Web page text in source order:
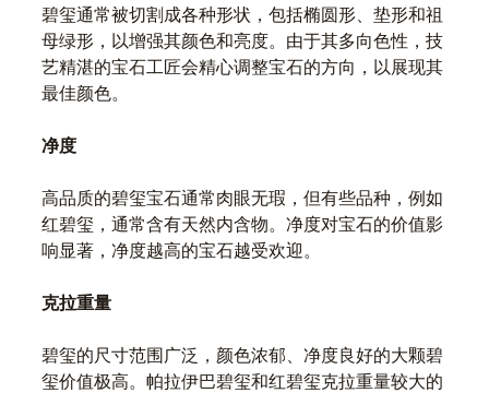
碧玺通常被切割成各种形状，包括椭圆形、垫形和祖
母绿形，以增强其颜色和亮度。由于其多向色性，技
艺精湛的宝石工匠会精心调整宝石的方向，以展现其
最佳颜色。
净度
高品质的碧玺宝石通常肉眼无瑕，但有些品种，例如
红碧玺，通常含有天然内含物。净度对宝石的价值影
响显著，净度越高的宝石越受欢迎。
克拉重量
碧玺的尺寸范围广泛，颜色浓郁、净度良好的大颗碧
玺价值极高。帕拉伊巴碧玺和红碧玺克拉重量较大的